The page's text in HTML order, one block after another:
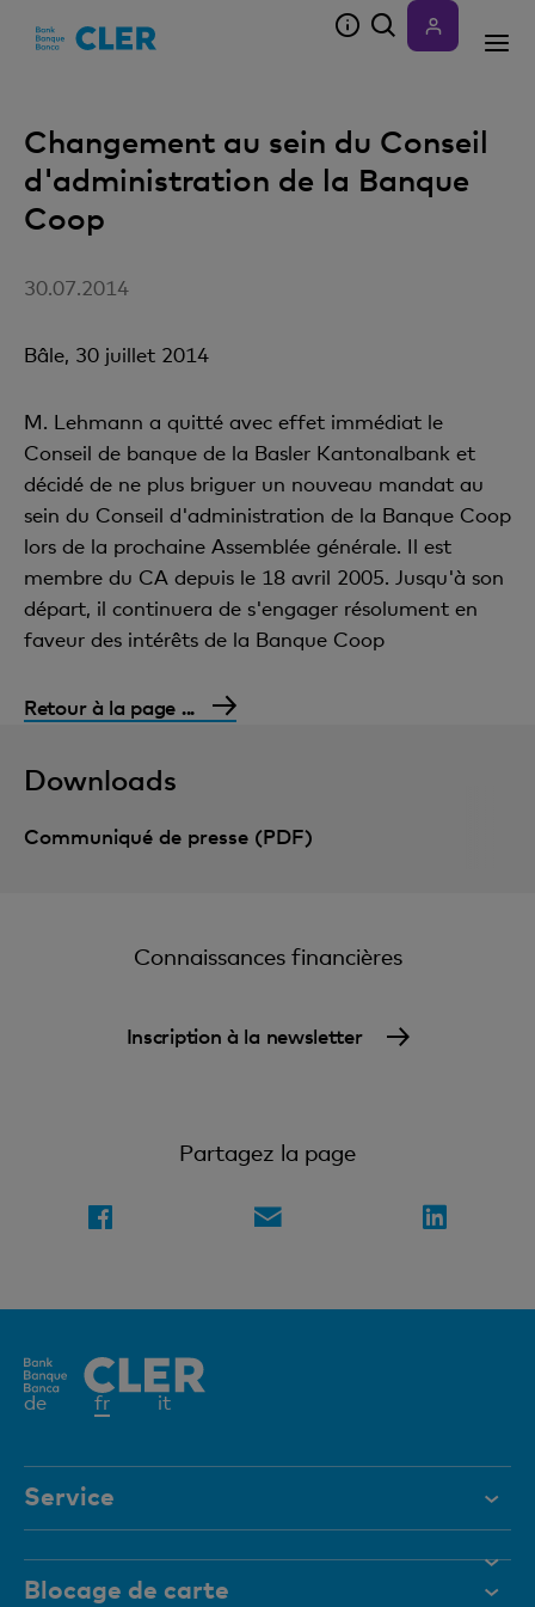
Changement au sein du Conseil
d'administration de la Banque
Coop
30.07.2014
Bâle, 30 juillet 2014
M. Lehmann a quitté avec effet immédiat le
Conseil de banque de la Basler Kantonalbank et
décidé de ne plus briguer un nouveau mandat au
sein du Conseil d'administration de la Banque Coop
lors de la prochaine Assemblée générale. Il est
membre du CA depuis le 18 avril 2005. Jusqu'à son
départ, il continuera de s'engager résolument en
faveur des intérêts de la Banque Coop
Retour à la page ...
Downloads
Communiqué de presse (PDF)
Connaissances financières
Inscription à la newsletter
Partagez la page
de frElément
it
Service
Documents
Blocage de carte